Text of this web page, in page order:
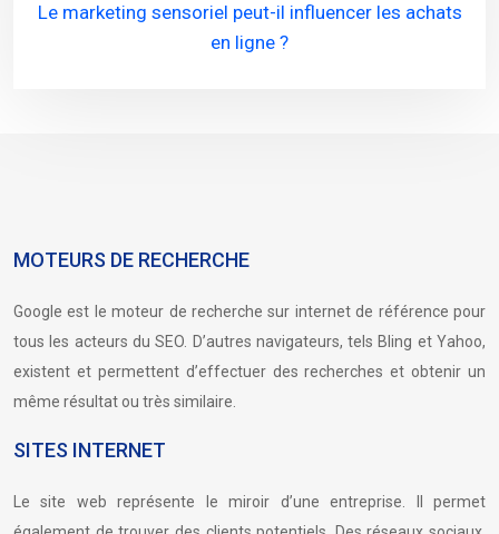
Le marketing sensoriel peut-il influencer les achats
en ligne ?
MOTEURS DE RECHERCHE
Google est le moteur de recherche sur internet de référence pour
tous les acteurs du SEO. D’autres navigateurs, tels Bling et Yahoo,
existent et permettent d’effectuer des recherches et obtenir un
même résultat ou très similaire.
SITES INTERNET
Le site web représente le miroir d’une entreprise. Il permet